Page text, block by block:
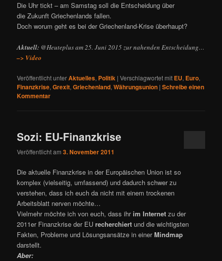
Die Uhr tickt – am Samstag soll die Entscheidung über
die Zukunft Griechenlands fallen.
Doch worum geht es bei der Griechenland-Krise überhaupt?
Aktuell: @Heuteplus am 25. Juni 2015 zur nahenden Entscheidung…
–> Video
Veröffentlicht unterAktuelles, Politik |Verschlagwortet mit EU, Euro,
Finanzkrise,Grexit,Griechenland,Währungsunion |Schreibe einen
Kommentar
Sozi: EU-Finanzkrise
Veröffentlicht am3. November 2011
Die aktuelle Finanzkrise in der Europäischen Union ist so
komplex (vielseitig, umfassend) und dadurch schwer zu
verstehen, dass ich euch da nicht mit einem trockenen
Arbeitsblatt nerven möchte…
Vielmehr möchte ich von euch, dass ihrim Internet zu der
2011er Finanzkrise der EUrecherchiert und die wichtigsten
Fakten, Probleme und Lösungsansätze in einerMindmap
darstellt.
Aber: